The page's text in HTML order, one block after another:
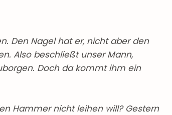
Den Nagel hat er, nicht aber den
Also beschließt unser Mann,
Doch da kommt ihm ein
Hammer nicht leihen will? Gestern